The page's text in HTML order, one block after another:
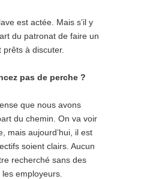
est actée. Mais s’il y
du patronat de faire un
à discuter.
pas de perche ?
que nous avons
du chemin. On va voir
mais aujourd’hui, il est
soient clairs. Aucun
recherché sans des
employeurs.